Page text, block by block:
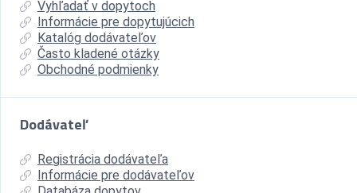
Vyhľadať v dopytoch
Informácie pre dopytujúcich
Katalóg dodávateľov
Často kladené otázky
Obchodné podmienky
Dodávateľ
Registrácia dodávateľa
Informácie pre dodávateľov